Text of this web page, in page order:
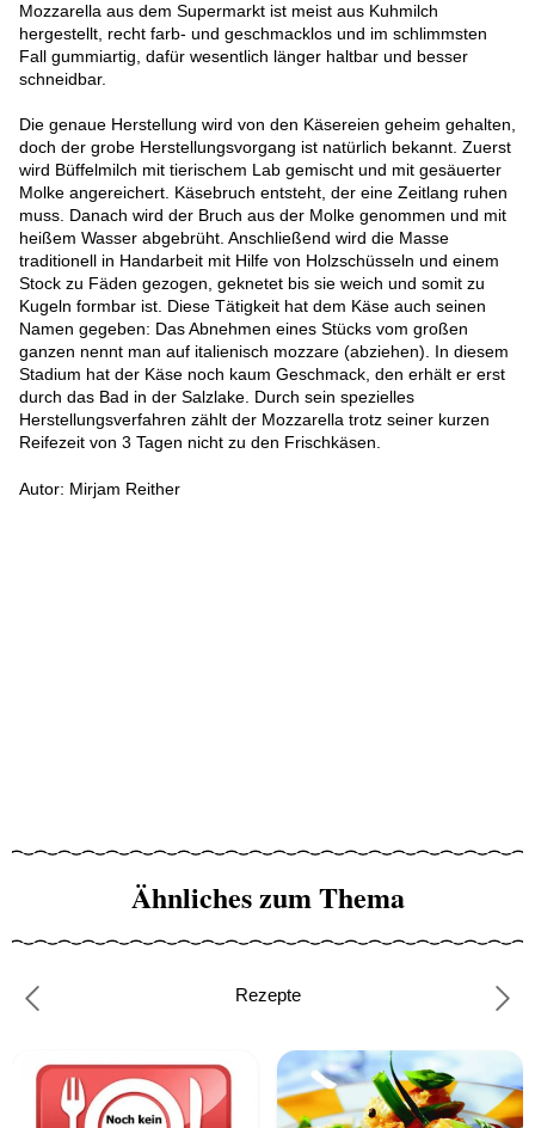
Mozzarella aus dem Supermarkt ist meist aus Kuhmilch
hergestellt, recht farb- und geschmacklos und im schlimmsten
Fall gummiartig, dafür wesentlich länger haltbar und besser
schneidbar.
Die genaue Herstellung wird von den Käsereien geheim gehalten,
doch der grobe Herstellungsvorgang ist natürlich bekannt. Zuerst
wird Büffelmilch mit tierischem Lab gemischt und mit gesäuerter
Molke angereichert. Käsebruch entsteht, der eine Zeitlang ruhen
muss. Danach wird der Bruch aus der Molke genommen und mit
heißem Wasser abgebrüht. Anschließend wird die Masse
traditionell in Handarbeit mit Hilfe von Holzschüsseln und einem
Stock zu Fäden gezogen, geknetet bis sie weich und somit zu
Kugeln formbar ist. Diese Tätigkeit hat dem Käse auch seinen
Namen gegeben: Das Abnehmen eines Stücks vom großen
ganzen nennt man auf italienisch mozzare (abziehen). In diesem
Stadium hat der Käse noch kaum Geschmack, den erhält er erst
durch das Bad in der Salzlake. Durch sein spezielles
Herstellungsverfahren zählt der Mozzarella trotz seiner kurzen
Reifezeit von 3 Tagen nicht zu den Frischkäsen.
Autor: Mirjam Reither
Ähnliches zum Thema
Rezepte